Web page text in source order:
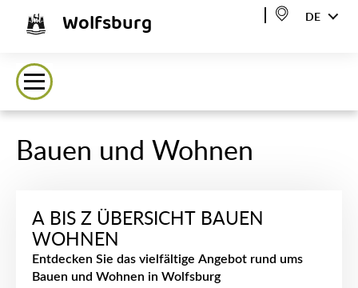
Wolfsburg DE
Bauen und Wohnen
A BIS Z ÜBERSICHT BAUEN
WOHNEN
Entdecken Sie das vielfältige Angebot rund ums
Bauen und Wohnen in Wolfsburg